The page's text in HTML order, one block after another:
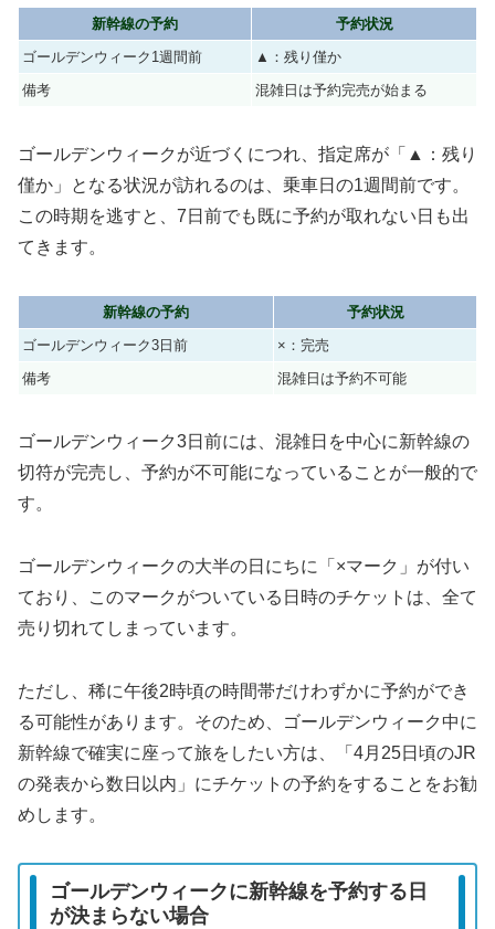
新幹線の予約
予約状況
ゴールデンウィーク1週間前
▲：残り僅か
備考
混雑日は予約完売が始まる
ゴールデンウィークが近づくにつれ、指定席が「▲：残り
僅か」となる状況が訪れるのは、乗車日の1週間前です。
この時期を逃すと、7日前でも既に予約が取れない日も出
てきます。
新幹線の予約
予約状況
ゴールデンウィーク3日前
×：完売
備考
混雑日は予約不可能
ゴールデンウィーク3日前には、混雑日を中心に新幹線の
切符が完売し、予約が不可能になっていることが一般的で
す。
ゴールデンウィークの大半の日にちに「×マーク」が付い
ており、このマークがついている日時のチケットは、全て
売り切れてしまっています。
ただし、稀に午後2時頃の時間帯だけわずかに予約ができ
る可能性があります。そのため、ゴールデンウィーク中に
新幹線で確実に座って旅をしたい方は、「4月25日頃のJR
の発表から数日以内」にチケットの予約をすることをお勧
めします。
ゴールデンウィークに新幹線を予約する日
が決まらない場合